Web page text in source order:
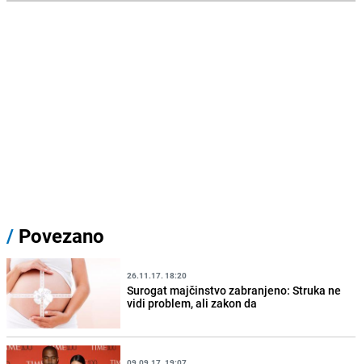
/ Povezano
26.11.17. 18:20
Surogat majčinstvo zabranjeno: Struka ne
vidi problem, ali zakon da